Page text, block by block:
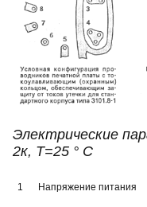
Электрические
2к, Т=25 ° C
1 Напряжение питания